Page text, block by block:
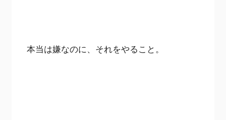
本当は嫌なのに、それをやること。